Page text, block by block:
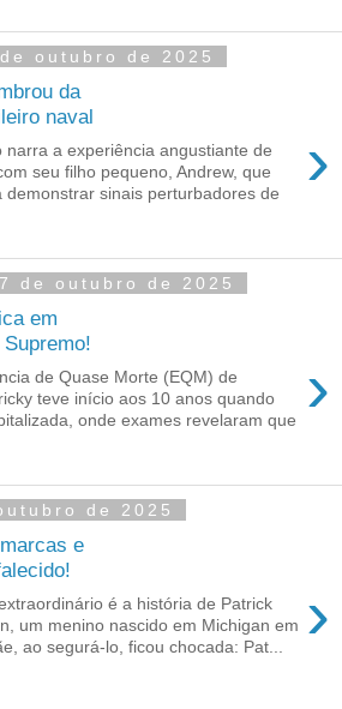
outubro de 2025
da
naval
›
narra a experiência angustiante de
seu filho pequeno, Andrew, que
demonstrar sinais perturbadores de
de outubro de 2025
em
›
de Quase Morte (EQM) de
teve início aos 10 anos quando
onde exames revelaram que
de 2025
e
›
é a história de Patrick
um menino nascido em Michigan em
ao segurá-lo, ficou chocada: Pat...